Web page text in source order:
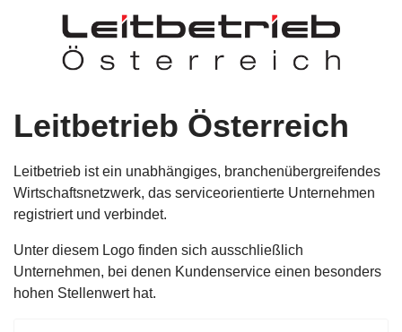
Leitbetrieb Österreich
Leitbetrieb ist ein unabhängiges, branchenübergreifendes
Wirtschaftsnetzwerk, das serviceorientierte Unternehmen
registriert und verbindet.
Unter diesem Logo finden sich ausschließlich
Unternehmen, bei denen Kundenservice einen besonders
hohen Stellenwert hat.